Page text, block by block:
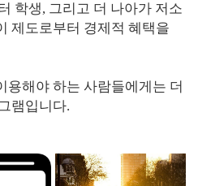
학생, 그리고 더 나아가 저소
제도로부터 경제적 혜택을
용해야 하는 사람들에게는 더
램입니다.